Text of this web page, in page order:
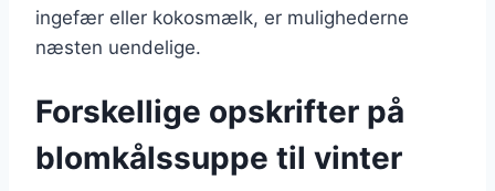
ingefær eller kokosmælk, er mulighederne
næsten uendelige.
Forskellige opskrifter på
blomkålssuppe til vinter